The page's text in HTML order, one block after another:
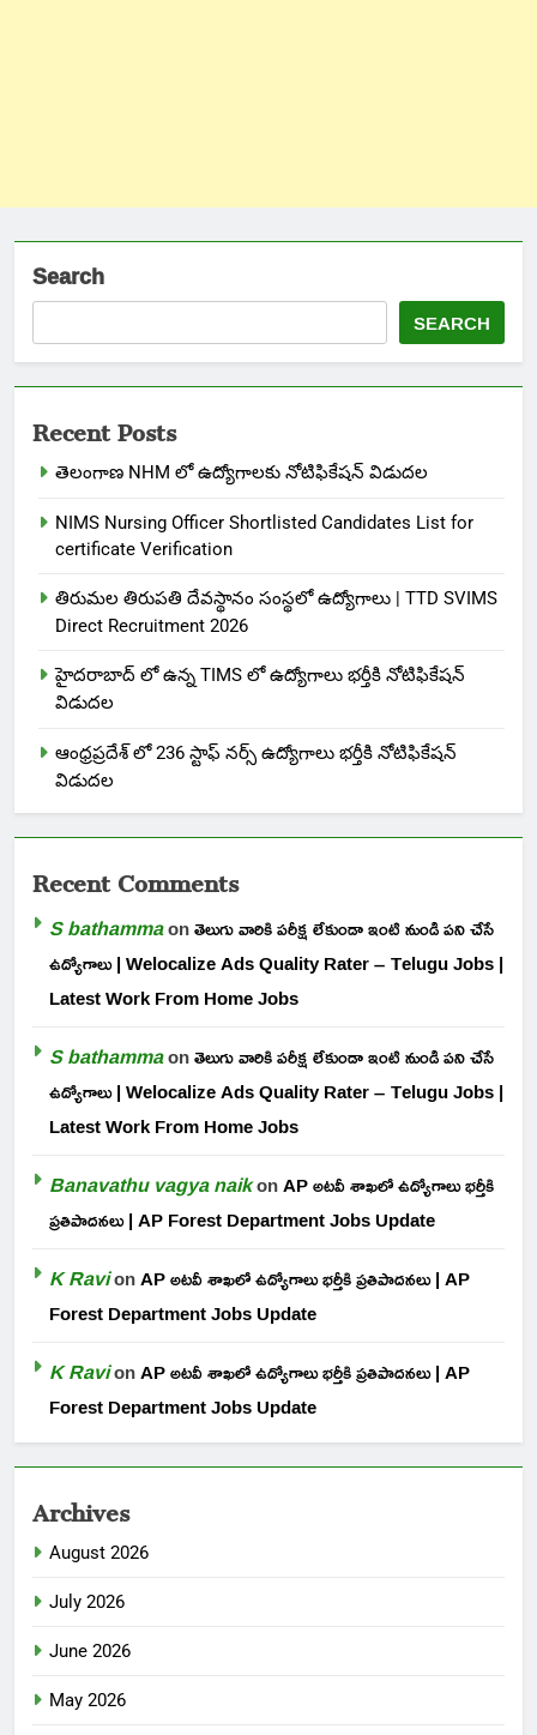
Search
SEARCH
Recent Posts
తెలంగాణ NHM లో ఉద్యోగాలకు నోటిఫికేషన్ విడుదల
NIMS Nursing Officer Shortlisted Candidates List for
certificate Verification
తిరుమల తిరుపతి దేవస్థానం సంస్థలో ఉద్యోగాలు | TTD SVIMS
Direct Recruitment 2026
హైదరాబాద్ లో ఉన్న TIMS లో ఉద్యోగాలు భర్తీకి నోటిఫికేషన్
విడుదల
ఆంధ్రప్రదేశ్ లో 236 స్టాఫ్ నర్స్ ఉద్యోగాలు భర్తీకి నోటిఫికేషన్
విడుదల
Recent Comments
S bathammaonతెలుగు వారికి పరీక్ష లేకుండా ఇంటి నుండి పని చేసే
ఉద్యోగాలు | Welocalize Ads Quality Rater – Telugu Jobs |
Latest Work From Home Jobs
S bathammaonతెలుగు వారికి పరీక్ష లేకుండా ఇంటి నుండి పని చేసే
ఉద్యోగాలు | Welocalize Ads Quality Rater – Telugu Jobs |
Latest Work From Home Jobs
Banavathu vagya naikonAP అటవీ శాఖలో ఉద్యోగాలు భర్తీకి
ప్రతిపాదనలు | AP Forest Department Jobs Update
K RavionAP అటవీ శాఖలో ఉద్యోగాలు భర్తీకి ప్రతిపాదనలు | AP
Forest Department Jobs Update
K RavionAP అటవీ శాఖలో ఉద్యోగాలు భర్తీకి ప్రతిపాదనలు | AP
Forest Department Jobs Update
Archives
August 2026
July 2026
June 2026
May 2026